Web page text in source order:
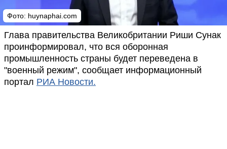
Фото: huynaphai.com
Глава правительства Великобритании Риши Сунак
проинформировал, что вся оборонная
промышленность страны будет переведена в
"военный режим", сообщает информационный
портал РИА Новости.